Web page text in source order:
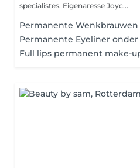
specialistes. Eigenaresse Joyc...
Permanente
Permanente Eyeliner
Full lips permanent make-